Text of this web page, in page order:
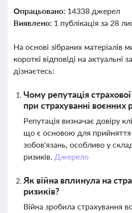
Опрацьовано: 14338 джерел
Виявлено: 1 публікація за 28
На основі зібраних матеріалів
короткі відповіді на актуальні
дізнаєтесь:
Чому репутація
при страхуванні воєнних
Репутація визначає довіру
що є основою для прийняття
зобов'язань, особливо у
ризиків. Джерело
Як війна вплинула на
ризиків?
Війна зробила страхування